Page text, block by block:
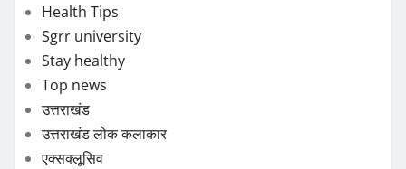
Health Tips
Sgrr university
Stay healthy
Top news
उत्तराखंड
उत्तराखंड लोक कलाकार
एक्सक्लूसिव